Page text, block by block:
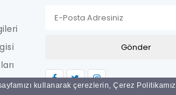
kullanarak çerezlerin, Çerez Politikamız